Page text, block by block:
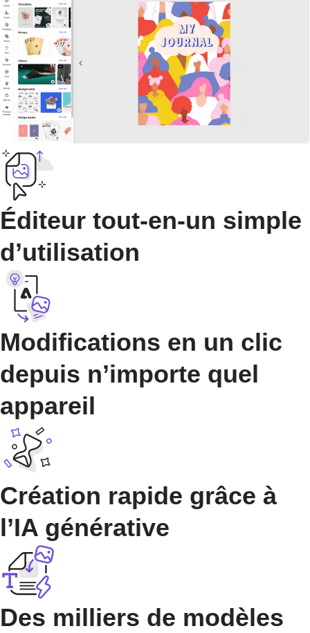
Éditeur tout-en-un simple
d’utilisation
Modifications en un clic
depuis n’importe quel
appareil
Création rapide grâce à
l’IA générative
Des milliers de modèles